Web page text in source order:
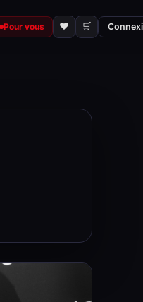
Pour vous ♥ 🛒